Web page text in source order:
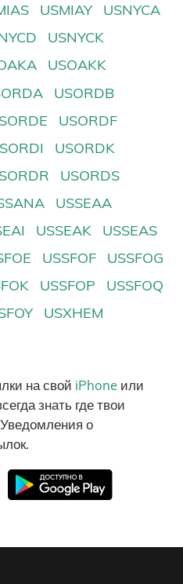
USMIAY
USNYCA
USNYCK
USOAKK
USORDB
USORDF
USORDK
USORDS
USSEAA
USSEAK
USSEAS
USSFOF
USSFOG
USSFOP
USSFOQ
USXHEM
на свой iPhone или
знать где твои
о